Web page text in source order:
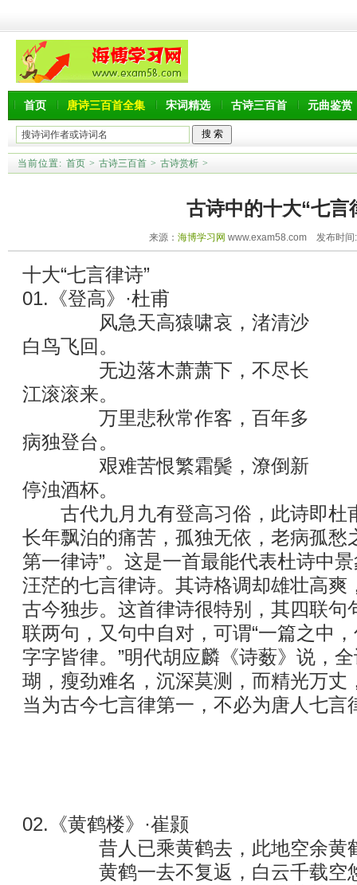
首页 唐诗三百首全集 宋词精选 古诗三百首 元曲鉴赏
当前位置: 首页 > 古诗三百首 > 古诗赏析 >
古诗中的十大“七言
来源： 海博学习网 www.exam58.com 发布时间
十大“七言律诗”
01.《登高》·杜甫
风急天高猿啸哀，渚清沙
白鸟飞回。
无边落木萧萧下，不尽长
江滚滚来。
万里悲秋常作客，百年多
病独登台。
艰难苦恨繁霜鬓，潦倒新
停浊酒杯。
古代九月九有登高习俗，此诗即杜
长年飘泊的痛苦，孤独无依，老病孤愁
第一律诗”。这是一首最能代表杜诗中
汪茫的七言律诗。其诗格调却雄壮高爽
古今独步。这首律诗很特别，其四联句
联两句，又句中自对，可谓“一篇之中
字字皆律。”明代胡应麟《诗薮》说，
瑚，瘦劲难名，沉深莫测，而精光万
当为古今七言律第一，不必为唐人七言
02.《黄鹤楼》·崔颢
昔人已乘黄鹤去，此地空余黄
黄鹤一去不复返，白云千载空